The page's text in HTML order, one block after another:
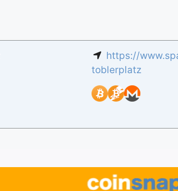
https://
toblerplatz